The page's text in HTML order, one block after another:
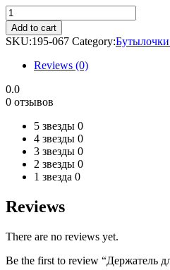
Держатель
для
бутылочки
алюминиевый
quantity
Add to cart
SKU:195-067 Category:
Reviews (0)
0.0
0 отзывов
5 звезды 0
4 звезды 0
3 звезды 0
2 звезды 0
1 звезда 0
Reviews
There are no reviews yet.
Be the first to review “Держатель